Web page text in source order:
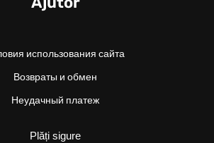
использования сайта
Возвраты и обмен
Неудачный платеж
Plăți sigure